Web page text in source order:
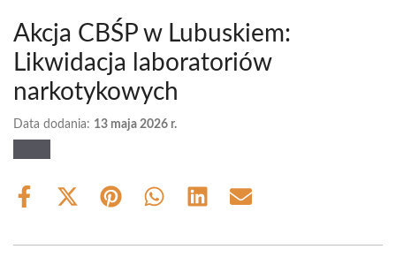
Akcja CBŚP w Lubuskiem:
Likwidacja laboratoriów
narkotykowych
Data dodania: 13 maja 2026 r.
Share
Share
(Twitter)
Share Share Share Share